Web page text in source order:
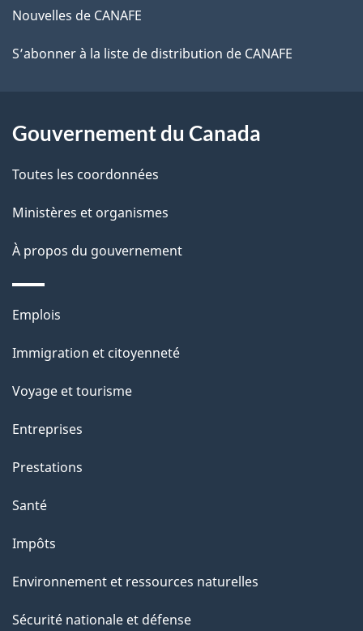
Nouvelles de CANAFE
S’abonner à la liste de distribution de CANAFE
Gouvernement du Canada
Toutes les coordonnées
Ministères et organismes
À propos du gouvernement
Thèmes
sujets
Emplois
Immigration et citoyenneté
Voyage et tourisme
Entreprises
Prestations
Santé
Impôts
Environnement et ressources naturelles
Sécurité nationale et défense